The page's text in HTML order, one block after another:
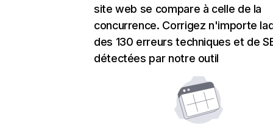
site web se compare à celle de la
concurrence. Corrigez n'importe
des 130 erreurs techniques et de
détectées par notre outil